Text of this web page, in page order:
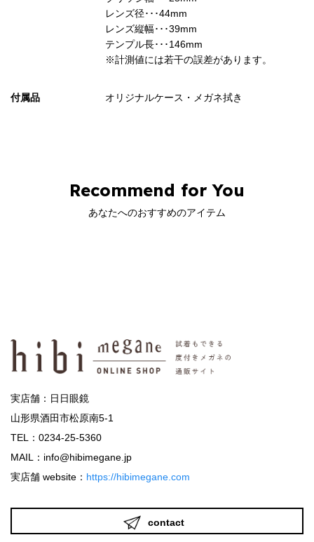
レンズ径･･･44mm
レンズ縦幅･･･39mm
テンプル長･･･146mm
※計測値には若干の誤差があります。
付属品 オリジナルケース・メガネ拭き
Recommend for You
あなたへのおすすめのアイテム
実店舗：日日眼鏡
山形県酒田市松原南5-1
TEL：0234-25-5360
MAIL：info@hibimegane.jp
実店舗 website： https://hibimegane.com
contact